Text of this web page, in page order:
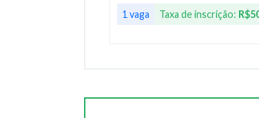
1 vaga Taxa de inscrição: